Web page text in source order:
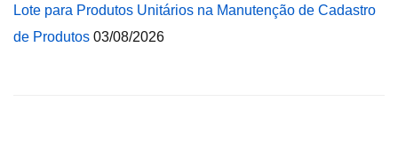
Lote para Produtos Unitários na Manutenção de Cadastro
de Produtos 03/08/2026